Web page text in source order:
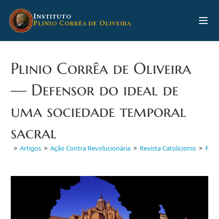
para
INSTITUTO
PLINIO CORRÊA DE OLIVEIRA
Plinio Corrêa de Oliveira
— Defensor do ideal de
uma sociedade temporal
sacral
> Artigos > Ação Contra Revolucionária > Revista Catolicismo >